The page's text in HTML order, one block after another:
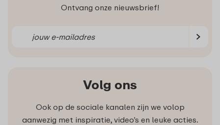
Ontvang onze nieuwsbrief!
Volg ons
Ook op de sociale kanalen zijn we volop
aanwezig met inspiratie, video’s en leuke acties.